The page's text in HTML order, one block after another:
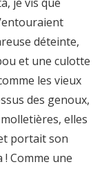
déteinte,
et une culotte
les vieux
des genoux,
elles
portait son
! Comme une